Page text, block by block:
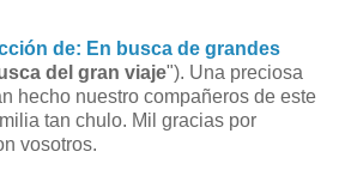
de: En busca de grandes
del gran viaje"). Una preciosa
hecho nuestro compañeros de este
tan chulo. Mil gracias por
vosotros.